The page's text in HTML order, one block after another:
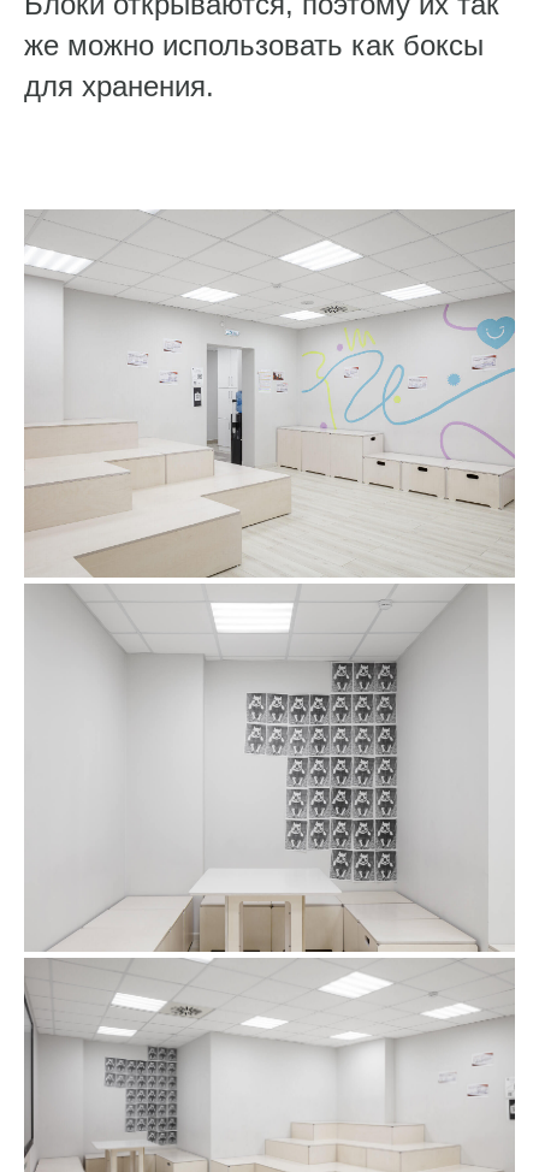
же можно использовать как боксы
для хранения.